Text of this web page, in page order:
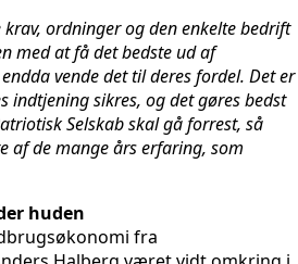
ordninger og den enkelte bedrift
med at få det bedste ud af
vende det til deres fordel. Det er
indtjening sikres, og det gøres bedst
Selskab skal gå forrest, så
af de mange års erfaring, som
huden
fra